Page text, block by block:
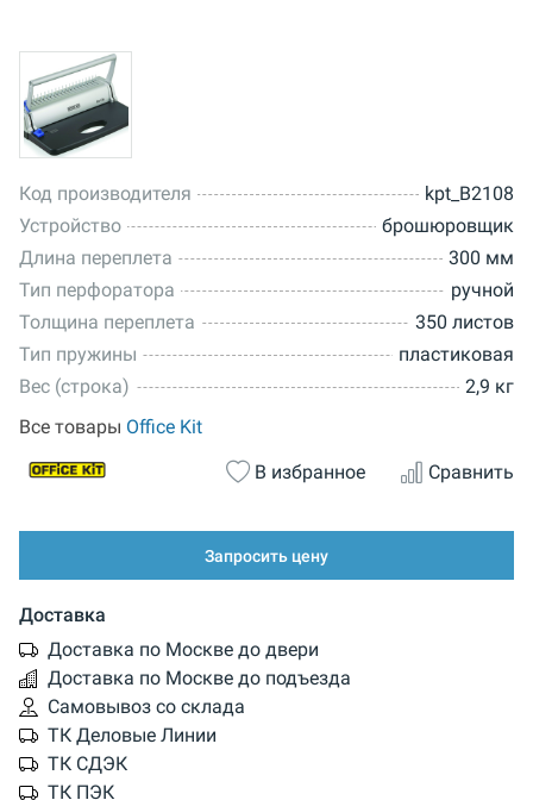
Код производителя
kpt_B2108
Устройство
брошюровщик
Длина переплета
300 мм
Тип перфоратора
ручной
Толщина переплета
350 листов
Тип пружины
пластиковая
Вес (строка)
2,9 кг
Все товары Office Kit
В избранное
Сравнить
Запросить цену
Доставка
Доставка по Москве до двери
Доставка по Москве до подъезда
Самовывоз со склада
ТК Деловые Линии
ТК СДЭК
ТК ПЭК